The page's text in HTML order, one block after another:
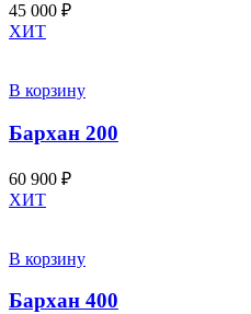
45 000 ₽
ХИТ
В корзину
Бархан 200
60 900 ₽
ХИТ
В корзину
Бархан 400